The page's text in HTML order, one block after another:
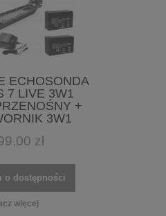
ECHOSONDA
7 LIVE 3W1
+
3W1
zł
o dostępności
więcej